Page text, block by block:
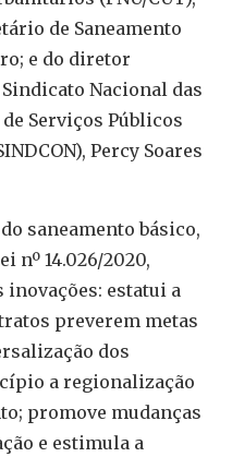
de Saneamento
e do diretor
Nacional das
Serviços Públicos
Percy Soares
saneamento básico,
nº 14.026/2020,
estatui a
preverem metas
dos
a regionalização
promove mudanças
e estimula a